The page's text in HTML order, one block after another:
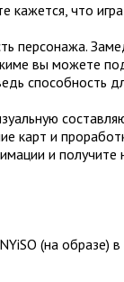
кажется, что
персонажа.
вы можете
способность
карт и
и
(на образе)